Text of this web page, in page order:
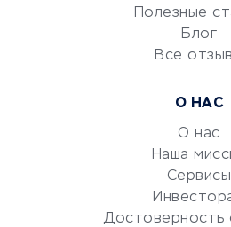
УСЛУГИ ДЛЯ БИЗНЕСА
документооборот
Полезные
Блог
Все
О НАС
О нас
Наша
Сервисы
Достоверность